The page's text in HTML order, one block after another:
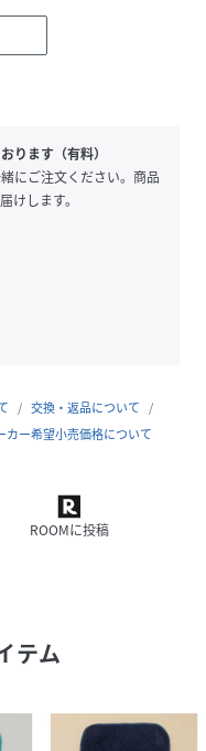
きでの品番表記とな
ります（有料）
にご注文ください。商品
けします。
交換・返品について
カー希望小売価格について
ROOMに投稿
テム